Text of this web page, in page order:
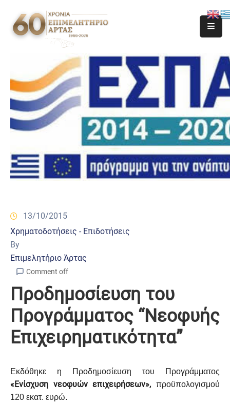
13/10/2015
Χρηματοδοτήσεις - Επιδοτήσεις
By
Επιμελητήριο Άρτας
Comment off
Προδημοσίευση του
Προγράμματος “Νεοφυής
Επιχειρηματικότητα”
Εκδόθηκε η Προδημοσίευση του Προγράμματος
«Ενίσχυση νεοφυών επιχειρήσεων», προϋπολογισμού
120 εκατ. ευρώ.